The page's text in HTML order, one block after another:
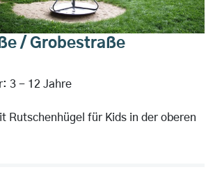
/ Grobestraße
3 - 12 Jahre
Rutschenhügel für Kids in der oberen